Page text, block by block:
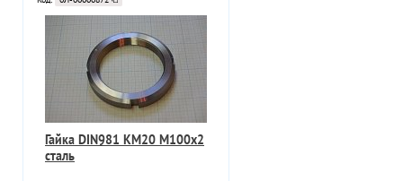
Гайка DIN981 KM20 M100х2
сталь